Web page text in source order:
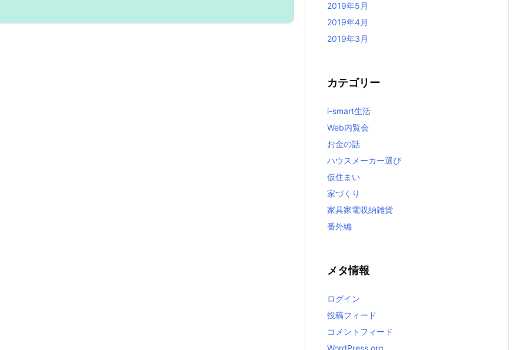
2019年5月
2019年4月
2019年3月
カテゴリー
i-smart生活
Web内覧会
お金の話
ハウスメーカー選び
仮住まい
家づくり
家具家電収納雑貨
番外編
メタ情報
ログイン
投稿フィード
コメントフィード
WordPress.org